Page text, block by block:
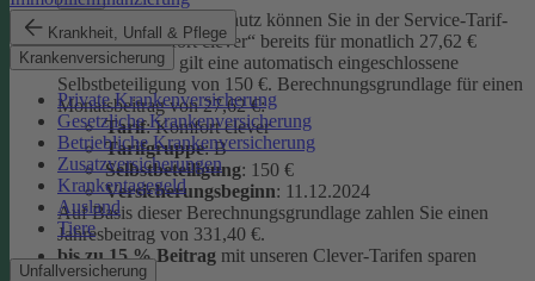
Krankheit, Unfall & Pflege
Krankenversicherung
Private Krankenversicherung
Gesetzliche Krankenversicherung
Betriebliche Krankenversicherung
Zusatzversicherungen
Krankentagegeld
Ausland
Tiere
Unfallversicherung
Unseren Privatrechtsschutz können Sie in der Service-Tarif-
Variante „Komfort clever“ bereits für monatlich 27,62 €
abschließen. Es gilt eine automatisch eingeschlossene
Selbstbeteiligung von 150 €. Berechnungsgrundlage für einen
Monatsbeitrag von 27,62 €:
Tarif: Komfort clever
Tarifgruppe: B
Selbstbeteiligung: 150 €
Versicherungsbeginn: 11.12.2024
Auf Basis dieser Berechnungsgrundlage zahlen Sie einen
Jahresbeitrag von 331,40 €.
bis zu 15 % Beitrag mit unseren Clever-Tarifen sparen